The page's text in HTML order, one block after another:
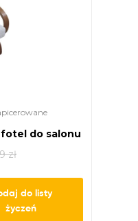
do salonu
zł
do listy
życzeń